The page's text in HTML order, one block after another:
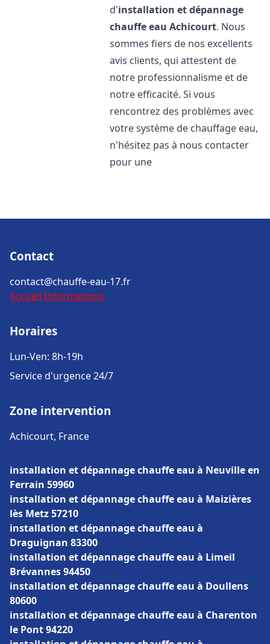
d'installation et dépannage
chauffe eau Achicourt. Nous
sommes fiers de nos excellents
avis clients, qui attestent de
notre professionnalisme et de
notre efficacité. Si vous
rencontrez des problèmes avec
votre système de chauffage eau,
n'hésitez pas à nous contacter
pour une
Contact
contact@chauffe-eau-17.fr
Accueil Informations
Horaires
Lun-Ven: 8h-19h
Service d'urgence 24/7
Zone intervention
Achicourt, France
installation et dépannage chauffe eau à Neuville en
Ferrain 59960
installation et dépannage chauffe eau à Maizières
lès Metz 57210
installation et dépannage chauffe eau à
Draguignan 83300
installation et dépannage chauffe eau à Limeil
Brévannes 94450
installation et dépannage chauffe eau à Doullens
80600
installation et dépannage chauffe eau à Charenton
le Pont 94220